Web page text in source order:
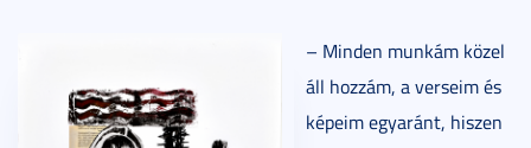
– Minden munkám közel
áll hozzám, a verseim és
képeim egyaránt, hiszen